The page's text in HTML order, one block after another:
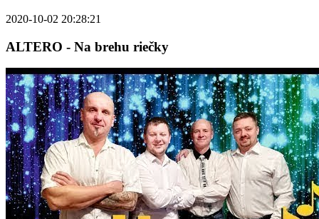
2020-10-02 20:28:21
ALTERO - Na brehu riečky